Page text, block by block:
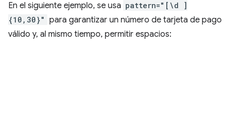
En el siguiente ejemplo, se usa pattern="[\d ]
{10,30}" para garantizar un número de tarjeta de pago
válido y, al mismo tiempo, permitir espacios: